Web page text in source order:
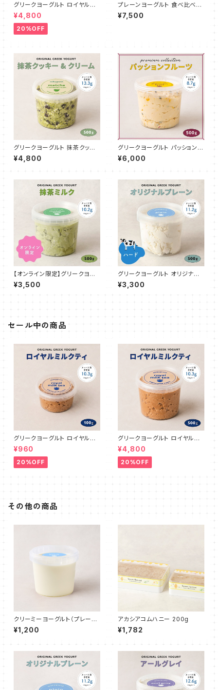
グリークヨーグルト ロイヤルミ
ルクティ 500g
¥4,800
20%OFF
プレーンヨーグルト 食べ比べ3
種セット 各500g
¥7,500
グリークヨーグルト 抹茶クッキ
ー&クリーム 500g
¥4,800
グリークヨーグルト パッションフ
ルーツ 500g
¥6,000
【オンライン限定】グリークヨー
グルト 抹茶ミルク 500g
¥3,500
グリークヨーグルト オリジナル
プレーン（ハード70%） 500g
¥3,300
セール中の商品
グリークヨーグルト ロイヤルミ
ルクティ 100g
¥960
20%OFF
グリークヨーグルト ロイヤルミ
ルクティ 500g
¥4,800
20%OFF
その他の商品
クリーミーヨーグルト（プレー
ン）500g
¥1,200
アカシアコムハニー 200g
¥1,782